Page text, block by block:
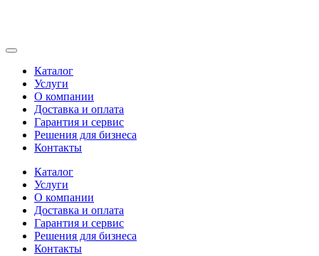
Каталог
Услуги
О компании
Доставка и оплата
Гарантия и сервис
Решения для бизнеса
Контакты
Каталог
Услуги
О компании
Доставка и оплата
Гарантия и сервис
Решения для бизнеса
Контакты